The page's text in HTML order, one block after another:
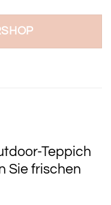
Teppich
Sie frischen